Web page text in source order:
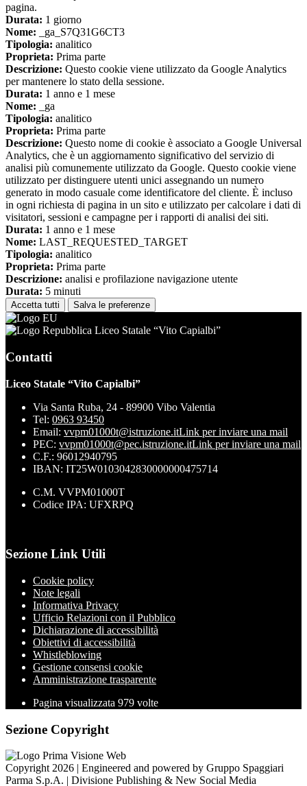
pagina.
Durata: 1 giorno
Nome: _ga_S7Q31G6CT3
Tipologia: analitico
Proprieta: Prima parte
Descrizione: Questo cookie viene utilizzato da Google Analytics
per mantenere lo stato della sessione.
Durata: 1 anno e 1 mese
Nome: _ga
Tipologia: analitico
Proprieta: Prima parte
Descrizione: Questo nome di cookie è associato a Google Universal
Analytics, che è un aggiornamento significativo del servizio di
analisi più comunemente utilizzato da Google. Questo cookie viene
utilizzato per distinguere utenti unici assegnando un numero
generato in modo casuale come identificatore del cliente. È incluso
in ogni richiesta di pagina in un sito e utilizzato per calcolare i dati di
visitatori, sessioni e campagne per i rapporti di analisi dei siti.
Durata: 1 anno e 1 mese
Nome: LAST_REQUESTED_TARGET
Tipologia: analitico
Proprieta: Prima parte
Descrizione: analisi e profilazione navigazione utente
Durata: 5 minuti
Accetta tutti Salva le preferenze
Liceo Statale “Vito Capialbi”
Contatti
Liceo Statale “Vito Capialbi”
Via Santa Ruba, 24 - 89900 Vibo Valentia
Tel: 0963 93450
Email: vvpm01000t@istruzione.itLink per inviare una mail
PEC: vvpm01000t@pec.istruzione.itLink per inviare una mail
C.F.: 96012940795
IBAN: IT25W0103042830000000475714
C.M. VVPM01000T
Codice IPA: UFXRPQ
Sezione Link Utili
Cookie policy
Note legali
Informativa Privacy
Ufficio Relazioni con il Pubblico
Dichiarazione di accessibilità
Obiettivi di accessibilità
Whistleblowing
Gestione consensi cookie
Amministrazione trasparente
Pagina visualizzata 979 volte
Sezione Copyright
Copyright 2026 | Engineered and powered by Gruppo Spaggiari
Parma S.p.A. | Divisione Publishing & New Social Media